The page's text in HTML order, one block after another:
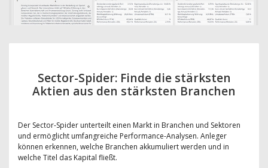
Sector-Spider: Finde die stärksten
Aktien aus den stärksten Branchen
Der Sector-Spider unterteilt einen Markt in Branchen und Sektoren
und ermöglicht umfangreiche Performance-Analysen. Anleger
können erkennen, welche Branchen akkumuliert werden und in
welche Titel das Kapital fließt.